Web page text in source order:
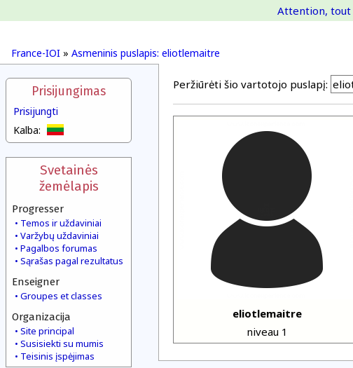
France-IOI » Asmeninis puslapis: eliotlemaitre
Attention, tout
Prisijungimas
Prisijungti
Kalba:
Svetainės
žemėlapis
Progresser
Temos ir uždaviniai
Varžybų uždaviniai
Pagalbos forumas
Sąrašas pagal rezultatus
Enseigner
Groupes et classes
Organizacija
Site principal
Susisiekti su mumis
Teisinis įspėjimas
Peržiūrėti šio vartotojo puslapį:
eliotlemaitre
niveau 1